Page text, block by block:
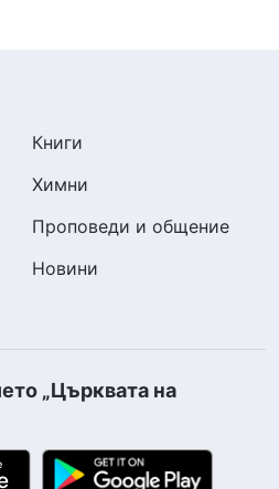
Книги
Химни
Проповеди и общение
Новини
„Църквата на